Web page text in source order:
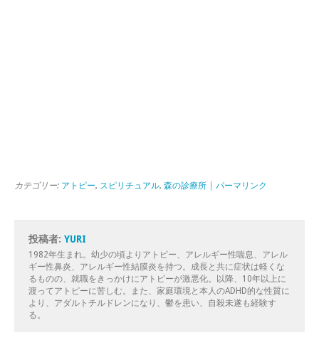
カテゴリー: アトピー, スピリチュアル, 森の診療所 パーマリンク
投稿者: YURI
1982年生まれ。幼少の頃よりアトピー、アレルギー性喘息、アレル
ギー性鼻炎、アレルギー性結膜炎を持つ。成長と共に症状は軽くな
るものの、就職をきっかけにアトピーが激悪化。以降、10年以上に
渡ってアトピーに苦しむ。また、家庭環境と本人のADHD的な性質に
より、アダルトチルドレンになり、鬱を患い、自殺未遂も経験す
る。